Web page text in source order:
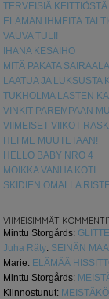
TERVEISIÄ
ELÄMÄN IHMEITÄ
VAUVA TULI!
IHANA KESÄIHO
MITÄ PAKATA
LAATUA JA LUKSUSTA
TUKHOLMA LASTEN
VINKIT PAREMPAAN
VIIMEISET VIIKOT
HEI ME MUUTETAAN!
HELLO BABY NRO 4
MOIKKA VANHA KOTI
SKIDIEN OMALLA
VIIMEISIMMÄT
Minttu Storgårds:
Juha Räty: SEINÄN
Marie: ELÄMÄÄ
Minttu Storgårds:
Kiinnostunut: